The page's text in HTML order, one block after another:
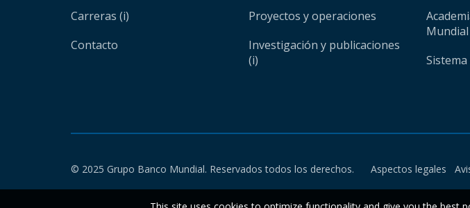
Carreras (i)
Contacto
Proyectos y operaciones
Investigación y publicaciones
(i)
Mundial
© 2025 Grupo Banco Mundial. Reservados todos los derechos. Aspectos legales